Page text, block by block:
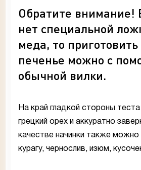
Обратите внимание!
нет специальной
меда, то
печенье можно с
обычной вилки.
На край гладкой стороны
грецкий орех и аккуратно
качестве начинки также можно
курагу, чернослив, изюм,